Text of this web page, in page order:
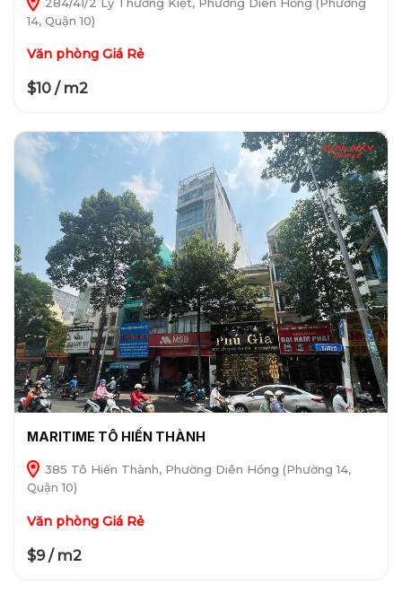
14, Quận 10)
Văn phòng Giá Rẻ
$10 / m2
MARITIME TÔ HIẾN THÀNH
385 Tô Hiến Thành, Phường Diên Hồng (Phường 14,
Quận 10)
Văn phòng Giá Rẻ
$9 / m2